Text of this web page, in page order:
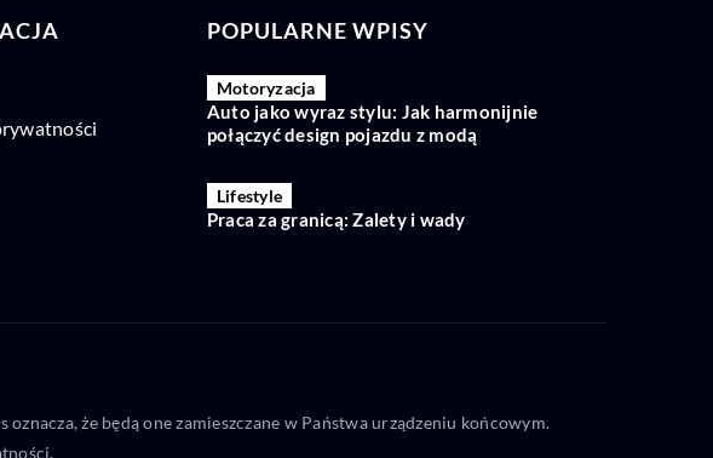
POPULARNE WPISY
Motoryzacja
Auto jako wyraz stylu: Jak harmonijnie
połączyć design pojazdu z modą
Lifestyle
Praca za granicą: Zalety i wady
że będą one zamieszczane w Państwa urządzeniu końcowym.
.